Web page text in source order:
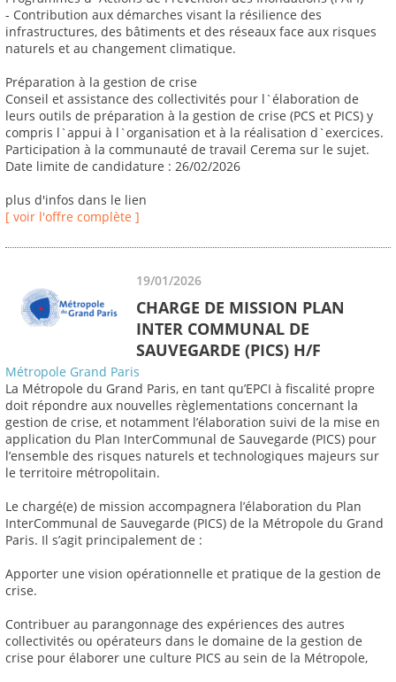
- Contribution aux démarches visant la résilience des
infrastructures, des bâtiments et des réseaux face aux risques
naturels et au changement climatique.
Préparation à la gestion de crise
Conseil et assistance des collectivités pour l`élaboration de
leurs outils de préparation à la gestion de crise (PCS et PICS) y
compris l`appui à l`organisation et à la réalisation d`exercices.
Participation à la communauté de travail Cerema sur le sujet.
Date limite de candidature : 26/02/2026
plus d'infos dans le lien
[ voir l'offre complète ]
19/01/2026
CHARGE DE MISSION PLAN
INTER COMMUNAL DE
SAUVEGARDE (PICS) H/F
Métropole Grand Paris
La Métropole du Grand Paris, en tant qu’EPCI à fiscalité propre
doit répondre aux nouvelles règlementations concernant la
gestion de crise, et notamment l’élaboration suivi de la mise en
application du Plan InterCommunal de Sauvegarde (PICS) pour
l’ensemble des risques naturels et technologiques majeurs sur
le territoire métropolitain.
Le chargé(e) de mission accompagnera l’élaboration du Plan
InterCommunal de Sauvegarde (PICS) de la Métropole du Grand
Paris. Il s’agit principalement de :
Apporter une vision opérationnelle et pratique de la gestion de
crise.
Contribuer au parangonnage des expériences des autres
collectivités ou opérateurs dans le domaine de la gestion de
crise pour élaborer une culture PICS au sein de la Métropole,